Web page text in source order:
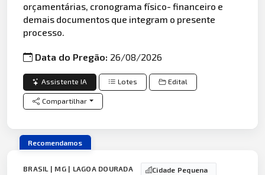
orçamentárias, cronograma físico- financeiro e
demais documentos que integram o presente
processo.
Data do Pregão: 26/08/2026
Assistente IA Lotes Edital
Compartilhar
Recomendamos
BRASIL | MG | LAGOA DOURADA Cidade Pequena